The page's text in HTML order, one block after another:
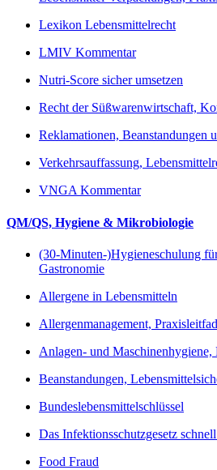
Lexikon Lebensmittelrecht
LMIV Kommentar
Nutri-Score sicher umsetzen
Recht der Süßwarenwirtschaft,
Reklamationen, Beanstandungen
Verkehrsauffassung,
VNGA Kommentar
QM/QS, Hygiene & Mikrobiologie
(30-Minuten-)Hygieneschulung
Gastronomie
Allergene in Lebensmitteln
Allergenmanagement,
Anlagen- und Maschinenhygiene,
Beanstandungen,
Bundeslebensmittelschlüssel
Das Infektionsschutzgesetz
Food Fraud